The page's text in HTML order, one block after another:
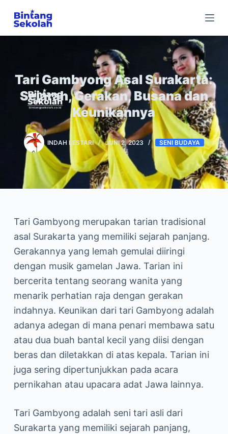
content
Tari Gambyong Asal Surakarta:
Sejarah, Gerakan, Busana dan
Keunikannya
INDAH LESTARI JUNI 2, 2023 SENI BUDAYA
Tari Gambyong merupakan tarian tradisional
asal Surakarta yang memiliki sejarah panjang.
Gerakannya yang lemah gemulai diiringi
dengan musik gamelan Jawa. Tarian ini
bercerita tentang seorang wanita yang
menarik perhatian raja dengan gerakan
indahnya. Keunikan dari tari Gambyong adalah
adanya adegan di mana penari membawa satu
atau dua buah bantal kecil yang diisi dengan
beras dan diletakkan di atas kepala. Tarian ini
juga sering dipertunjukkan pada acara
pernikahan atau upacara adat Jawa lainnya.
Tari Gambyong adalah seni tari asli dari
Surakarta yang memiliki sejarah panjang,